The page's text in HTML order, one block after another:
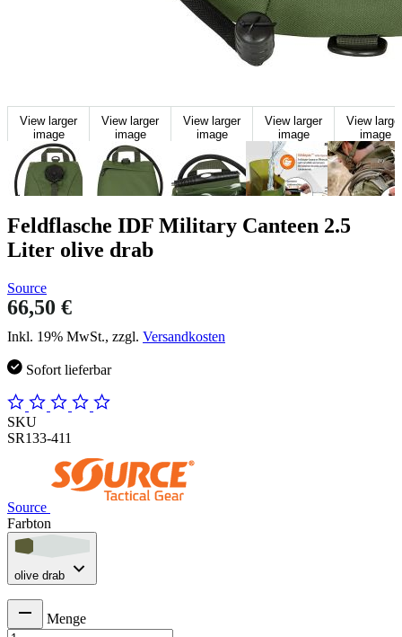
View larger
image
View larger
image
View larger
image
View larger
image
View
image
Feldflasche IDF Military Canteen 2.5
Liter olive drab
Source
66,50 €
Inkl. 19% MwSt., zzgl. Versandkosten
Sofort lieferbar
SKU
SR133-411
Source
Farbton
olive drab
Menge